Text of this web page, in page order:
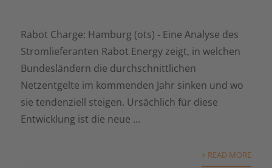
Rabot Charge: Hamburg (ots) - Eine Analyse des
Stromlieferanten Rabot Energy zeigt, in welchen
Bundesländern die durchschnittlichen
Netzentgelte im kommenden Jahr sinken und wo
sie tendenziell steigen. Ursächlich für diese
Entwicklung ist die neue ...
+ READ MORE